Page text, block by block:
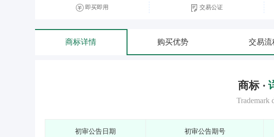
即买即用 交易公证
商标详情 购买优势 交易流
商标 ·
Trademark
初审公告日期 初审公告期号